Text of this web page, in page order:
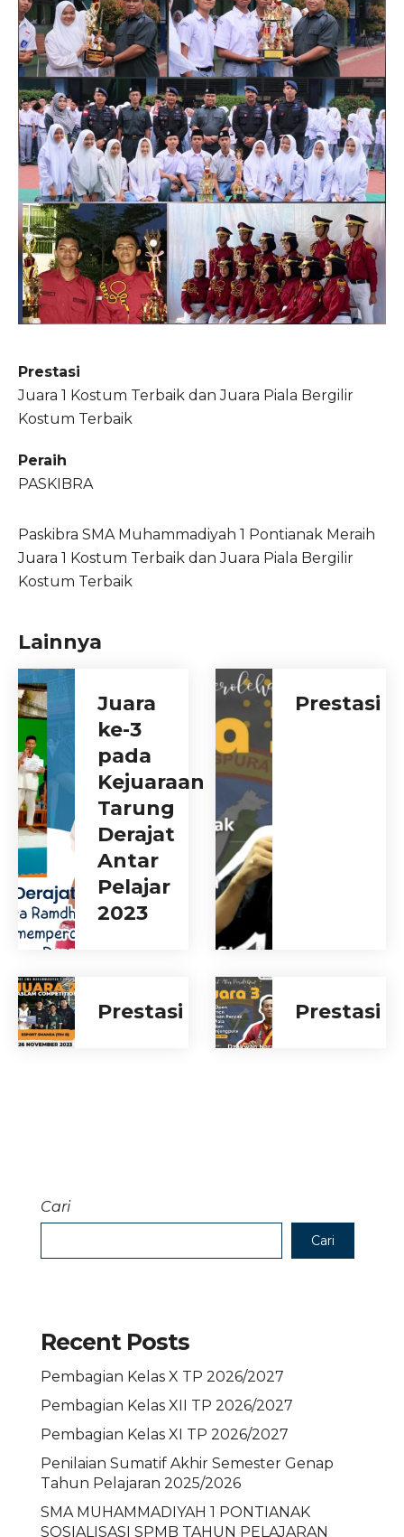
Prestasi
Juara 1 Kostum Terbaik dan Juara Piala Bergilir
Kostum Terbaik
Peraih
PASKIBRA
Paskibra SMA Muhammadiyah 1 Pontianak Meraih
Juara 1 Kostum Terbaik dan Juara Piala Bergilir
Kostum Terbaik
Lainnya
Juara
ke-3
pada
Kejuaraan
Tarung
Derajat
Antar
Pelajar
2023
Prestasi
Prestasi Prestasi
Cari
Cari
Recent Posts
Pembagian Kelas X TP 2026/2027
Pembagian Kelas XII TP 2026/2027
Pembagian Kelas XI TP 2026/2027
Penilaian Sumatif Akhir Semester Genap
Tahun Pelajaran 2025/2026
SMA MUHAMMADIYAH 1 PONTIANAK
SOSIALISASI SPMB TAHUN PELAJARAN